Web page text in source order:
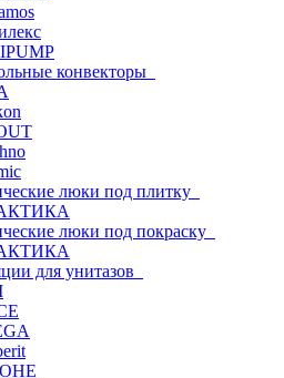
конвекторы
люки под плитку
люки под покраску
для унитазов